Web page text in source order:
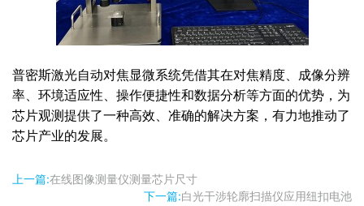
普密斯激光自动对焦显微系统凭借其在对焦精度、成像分辨
率、环境适应性、操作便捷性和数据分析等方面的优势，为
芯片观测提供了一种高效、准确的解决方案，有力地推动了
芯片产业的发展。
上一篇:在线图像测量仪测量芯片尺寸
下一篇:白光干涉轮廓扫描仪应用纽扣电池